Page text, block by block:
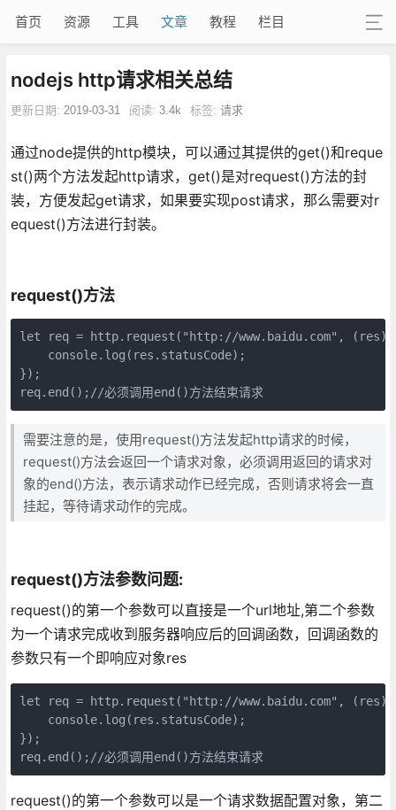
首页 资源 工具 文章 教程 栏目
nodejs http请求相关总结
更新日期: 2019-03-31 阅读: 3.4k 标签: 请求
通过node提供的http模块，可以通过其提供的get()和reque
st()两个方法发起http请求，get()是对request()方法的封
装，方便发起get请求，如果要实现post请求，那么需要对r
equest()方法进行封装。
request()方法
let req = http.request("http://www.baidu.com", (res)
    console.log(res.statusCode);
});
req.end();//必须调用end()方法结束请求
需要注意的是，使用request()方法发起http请求的时候，
request()方法会返回一个请求对象，必须调用返回的请求对
象的end()方法，表示请求动作已经完成，否则请求将会一直
挂起，等待请求动作的完成。
request()方法参数问题:
request()的第一个参数可以直接是一个url地址,第二个参数
为一个请求完成收到服务器响应后的回调函数，回调函数的
参数只有一个即响应对象res
let req = http.request("http://www.baidu.com", (res)
    console.log(res.statusCode);
});
req.end();//必须调用end()方法结束请求
request()的第一个参数可以是一个请求数据配置对象，第二